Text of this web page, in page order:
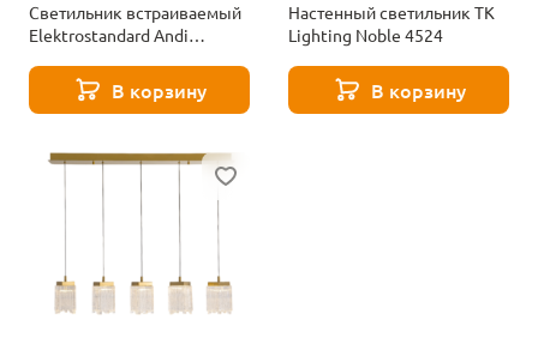
Светильник встраиваемый
Elektrostandard Andi
В корзину
Настенный светильник TK
Lighting Noble 4524
В корзину